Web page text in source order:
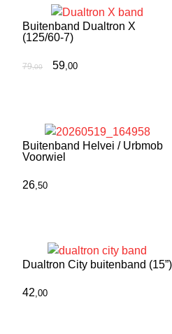
Buitenband Dualtron X
(125/60-7)
79,00 59,00
Buitenband Helvei / Urbmob
Voorwiel
26,50
Dualtron City buitenband (15”)
42 ,00